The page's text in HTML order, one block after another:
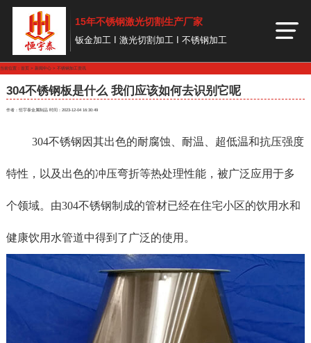
15年不锈钢激光切割生产厂家
钣金加工 I 激光切割加工 I 不锈钢加工
当前位置： 首页 > 新闻中心 > 不锈钢加工资讯
304不锈钢板是什么 我们应该如何去识别它呢
作者：恒宇泰金属制品 时间：2023-12-04 16:30:49
304不锈钢因其出色的耐腐蚀、耐温、超低温和抗压强度
特性，以及出色的冲压弯折等热处理性能，被广泛应用于多
个领域。由304不锈钢制成的管材已经在住宅小区的饮用水和
健康饮用水管道中得到了广泛的使用。